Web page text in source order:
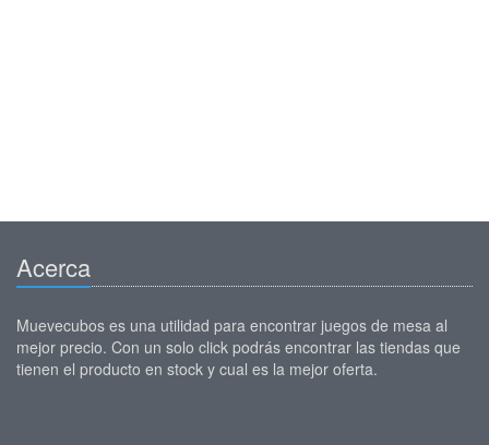
Acerca
Muevecubos es una utilidad para encontrar juegos de mesa al
mejor precio. Con un solo click podrás encontrar las tiendas que
tienen el producto en stock y cual es la mejor oferta.